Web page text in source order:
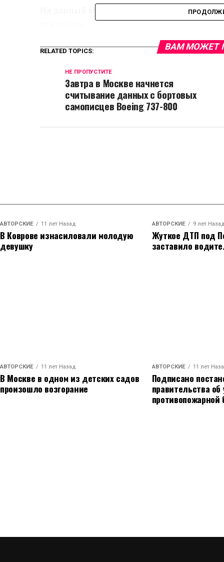
На данный момент мальчик обязан
RELATED TOPICS:
НЕ ПРОПУСТИТЕ
Завтра в Москве начнется
считывание данных с бортовых
самописцев Boeing 737-800
ВАМ МОЖЕТ
АВТОРСКИЕ 11 лет Назад
В Коврове изнасиловали молодую
девушку
АВТОРСКИЕ 9 лет Назад
Жуткое ДТП под
заставило
АВТОРСКИЕ 11 лет Назад
В Москве в одном из детских садов
произошло возгорание
АВТОРСКИЕ 11 лет
Подписано
правительства
противопожарной